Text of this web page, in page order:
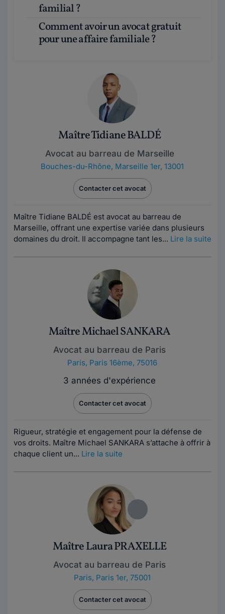
familial ?
Comment avoir un avocat gratuit
pour une affaire familiale ?
Maître Tidiane BALDÉ
Avocat au barreau de Marseille
Bouches-du-Rhône, Marseille 1er, 13001
Contacter cet avocat
Maître Tidiane BALDÉ est avocat au barreau de
Marseille, offrant une expertise variée dans plusieurs
domaines du droit. Il accompagne tant les... Lire la suite
Maître Michael SANKARA
Avocat au barreau de Paris
Paris, Paris 16ème, 75016
3 années d'expérience
Contacter cet avocat
Rigueur, stratégie et engagement pour la défense de
vos droits. Maître Michael SANKARA s’attache à offrir à
chaque client un... Lire la suite
Maître Laura PRAXELLE
Avocat au barreau de Paris
Paris, Paris 1er, 75001
Contacter cet avocat